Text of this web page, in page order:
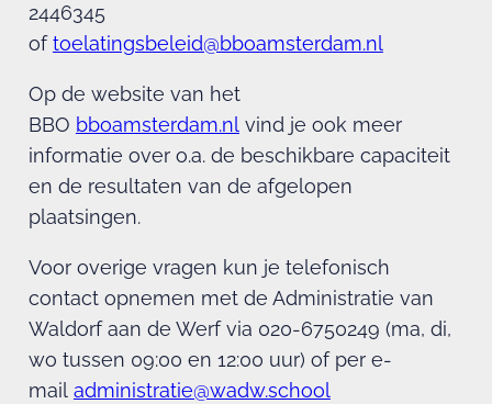
2446345
oftoelatingsbeleid@bboamsterdam.nl
Op de website van het
BBO bboamsterdam.nlvind je ook meer
informatie over o.a. de beschikbare capaciteit
en de resultaten van de afgelopen
plaatsingen.
Voor overige vragen kun je telefonisch
contact opnemen met de Administratie van
Waldorf aan de Werf via 020-6750249 (ma, di,
wo tussen 09:00 en 12:00 uur) of per e-
mail administratie@wadw.school